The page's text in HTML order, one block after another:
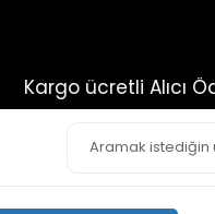
Kargo ücretli Alıcı